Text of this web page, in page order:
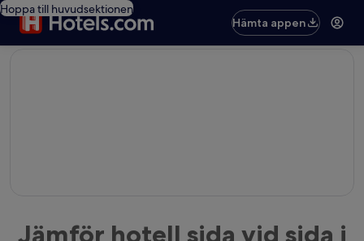
Hoppa till huvudsektionen
Hämta appen
Jämför hotell sida vid sida i